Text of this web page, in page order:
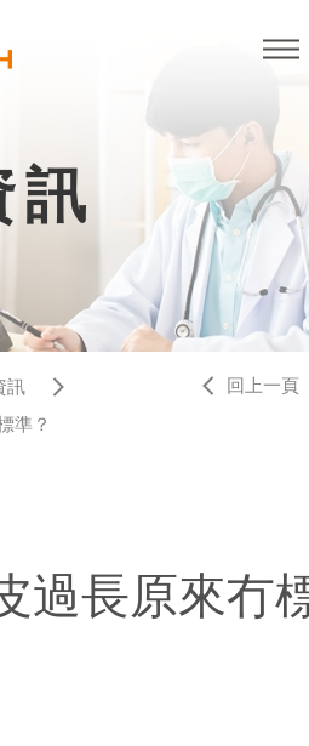
訊
訊
準？
回上一頁
過長原來冇